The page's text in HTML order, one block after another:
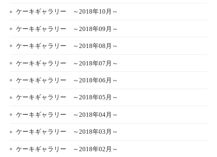
ケーキギャラリー ～2018年10月～
ケーキギャラリー ～2018年09月～
ケーキギャラリー ～2018年08月～
ケーキギャラリー ～2018年07月～
ケーキギャラリー ～2018年06月～
ケーキギャラリー ～2018年05月～
ケーキギャラリー ～2018年04月～
ケーキギャラリー ～2018年03月～
ケーキギャラリー ～2018年02月～